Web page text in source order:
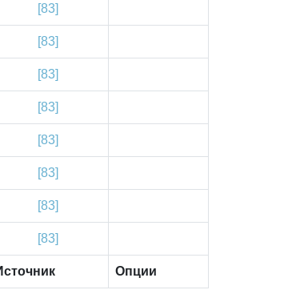
[83]
[83]
[83]
[83]
[83]
[83]
[83]
[83]
Опции